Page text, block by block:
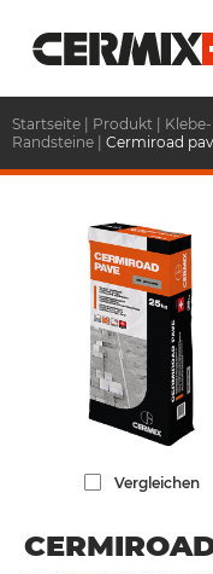
Startseite Produkt
Randsteine
Cermiroad
Vergleichen